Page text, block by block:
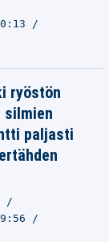
ryöstön
silmien
paljasti